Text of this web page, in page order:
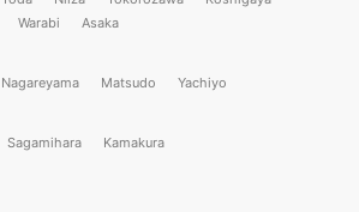
Warabi Asaka
Nagareyama Matsudo Yachiyo
Sagamihara Kamakura